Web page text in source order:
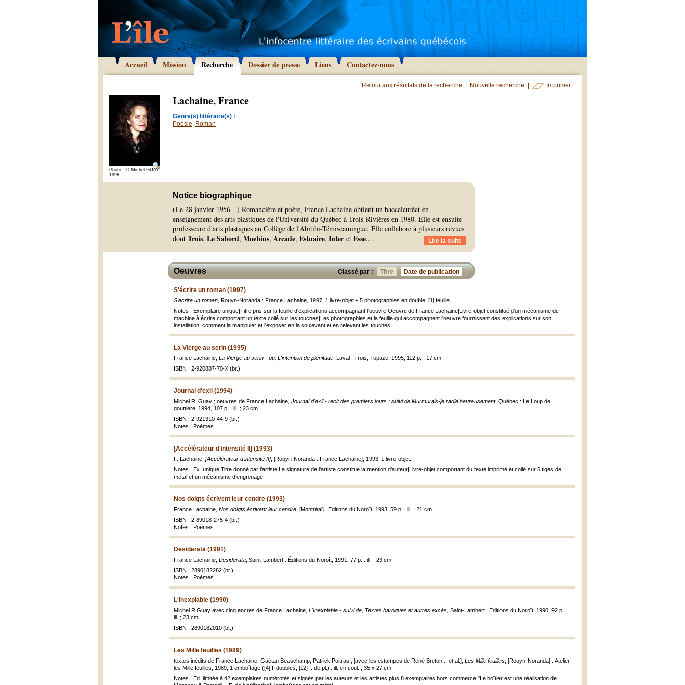
Accueil Mission Recherche Dossier de presse Liens Contactez-nous
Retour aux résultats de la recherche Nouvelle recherche Imprimer
Photo : © Michel GUAY
1998
Lachaine, France
Genre(s) littéraire(s) :
Poésie, Roman
Notice biographique
(Le 28 janvier 1956 - ) Romancière et poète, France Lachaine obtient un baccalauréat en
enseignement des arts plastiques de l'Université du Québec à Trois-Rivières en 1980. Elle est ensuite
professeure d'arts plastiques au Collège de l'Abitibi-Témiscamingue. Elle collabore à plusieurs revues
dont Trois, Le Sabord, Moebius, Arcade, Estuaire, Inter et Esse.... Lire la suite
Classé par : Titre Date de publication
Oeuvres
S'écrire un roman (1997)
S'écrire un roman , Rouyn-Noranda : France Lachaine, 1997, 1 livre-objet + 5 photographies en double, [1] feuille.
Notes : Exemplaire unique|Titre pris sur la feuille d'explications accompagnant l'oeuvre|Oeuvre de France Lachaine|Livre-objet constitué d'un mécanisme de
machine à écrire comportant un texte collé sur les touches|Les photographies et la feuille qui accompagnent l'oeuvre fournissent des explications sur son
installation: comment la manipuler et l'exposer en la soulevant et en relevant les touches
La Vierge au serin (1995)
France Lachaine, La Vierge au serin - ou, L'intention de plénitude , Laval : Trois, Topaze, 1995, 112 p. ; 17 cm.
ISBN : 2-920887-70-X (br.)
Journal d'exil (1994)
Michel R. Guay ; oeuvres de France Lachaine, Journal d'exil - récit des premiers jours ; suivi de Murmurais-je radié heureusement, Québec : Le Loup de
gouttière, 1994, 107 p. : ill. ; 23 cm.
ISBN : 2-921310-44-9 (br.)
Notes : Poèmes
[Accélérateur d'intensité II] (1993)
F. Lachaine, [Accélérateur d'intensité II], [Rouyn-Noranda : France Lachaine], 1993, 1 livre-objet.
Notes : Ex. unique|Titre donné par l'artiste|La signature de l'artiste constitue la mention d'auteur|Livre-objet comportant du texte imprimé et collé sur 5 tiges de
métal et un mécanisme d'engrenage
Nos doigts écrivent leur cendre (1993)
France Lachaine, Nos doigts écrivent leur cendre , [Montréal] : Éditions du Noroît, 1993, 59 p. : ill. ; 21 cm.
ISBN : 2-89018-275-4 (br.)
Notes : Poèmes
Desiderata (1991)
France Lachaine, Desiderata , Saint-Lambert : Éditions du Noroît, 1991, 77 p. : ill. ; 23 cm.
ISBN : 2890182282 (br.)
Notes : Poèmes
L'Inexpiable (1990)
Michel R.Guay avec cinq encres de France Lachaine, L'Inexpiable - suivi de, Textes baroques et autres excès , Saint-Lambert : Éditions du Noroît, 1990, 92 p. :
ill. ; 23 cm.
ISBN : 2890182010 (br.)
Les Mille feuilles (1989)
textes inédits de France Lachaine, Gaétan Beauchamp, Patrick Poitras ; [avec les estampes de René Breton... et al.], Les Mille feuilles , [Rouyn-Noranda] : Atelier
les Mille feuilles, 1989, 1 emboîtage ([4] f. doubles, [12] f. de pl.) : ill. en coul. ; 35 x 27 cm.
Notes : Éd. limitée à 42 exemplaires numérotés et signés par les auteurs et les artistes plus 8 exemplaires hors commerce|"Le boîtier est une réalisation de